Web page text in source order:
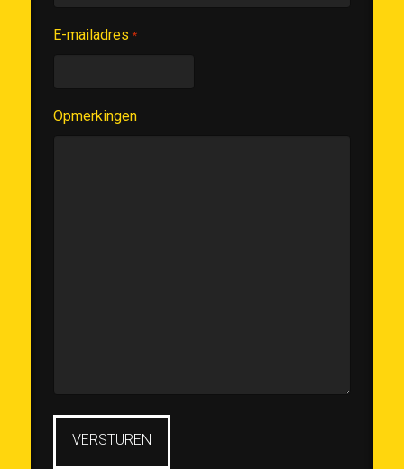
E-mailadres *
Opmerkingen